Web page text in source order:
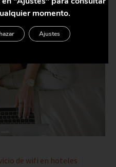
de wifi en hoteles
momento.
Ajustes